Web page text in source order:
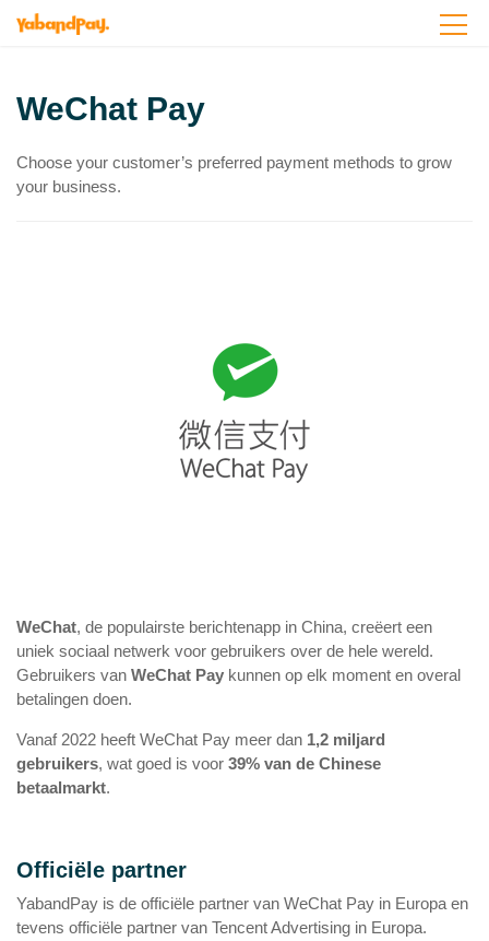
naar
WeChat Pay
Choose your customer’s preferred payment methods to grow
your business.
WeChat, de populairste berichtenapp in China, creëert een
uniek sociaal netwerk voor gebruikers over de hele wereld.
Gebruikers van WeChat Pay kunnen op elk moment en overal
betalingen doen.
Vanaf 2022 heeft WeChat Pay meer dan 1,2 miljard
gebruikers, wat goed is voor 39% van de Chinese
betaalmarkt.
Officiële partner
YabandPay is de officiële partner van WeChat Pay in Europa en
tevens officiële partner van Tencent Advertising in Europa.